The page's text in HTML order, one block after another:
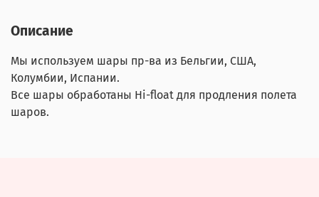
Описание
Мы используем шары пр-ва из Бельгии, США,
Колумбии, Испании.
Все шары обработаны Hi-float для продления полета
шаров.